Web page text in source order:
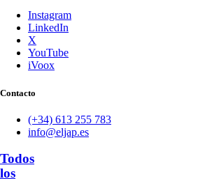
Instagram
LinkedIn
X
YouTube
iVoox
Contacto
(+34) 613 255 783
info@eljap.es
Todos
los